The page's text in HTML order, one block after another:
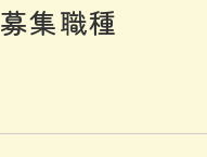
募集職種